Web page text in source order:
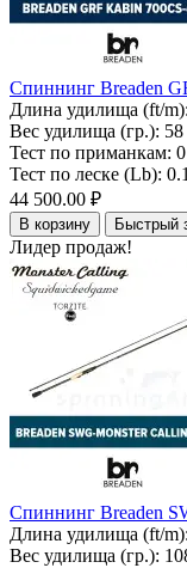
Спиннинг Breaden
Длина удилища (ft/m):
Вес удилища (гр.): 58
Тест по приманкам:
Тест по леске (Lb):
44 500.00 ₽
В корзину Быстрый
Лидер продаж!
Спиннинг Breaden
Длина удилища (ft/m):
Вес удилища (гр.):